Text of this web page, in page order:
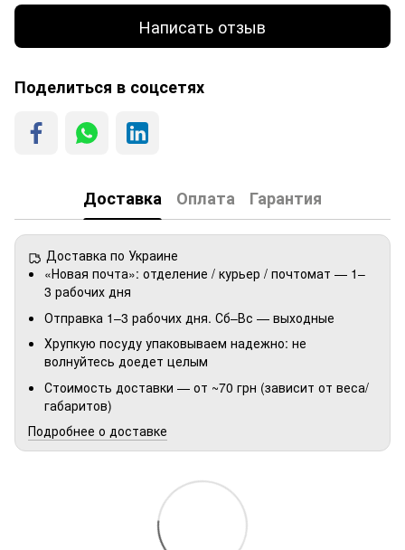
Написать отзыв
Поделиться в соцсетях
Доставка Оплата Гарантия
Доставка по Украине
«Новая почта»: отделение / курьер / почтомат — 1–
3 рабочих дня
Отправка 1–3 рабочих дня. Сб–Вс — выходные
Хрупкую посуду упаковываем надежно: не
волнуйтесь доедет целым
Стоимость доставки — от ~70 грн (зависит от веса/
габаритов)
Подробнее о доставке